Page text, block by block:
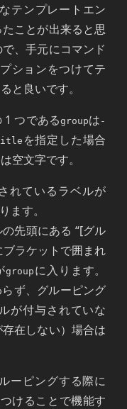
テンプレートエン
ことが出来ると思
、手元にコマンド
ションをつけてテ
と良いです。
1 つであるgroupは -
を指定した場合
空文字です。
れているラベルが
ます。
先頭にある “[グル
ラケットで囲まれ
group に入ります。
ず、グルーピング
が付与されていな
在しない）場合は
ーピングする際に
けることで機能す